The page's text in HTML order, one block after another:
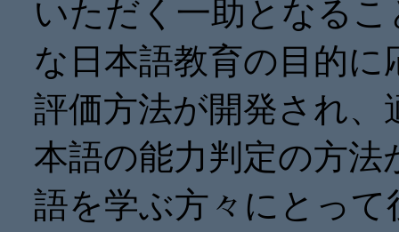
いただく一助となる
な日本語教育の目的
評価方法が開発され
本語の能力判定の方
語を学ぶ方々にとっ